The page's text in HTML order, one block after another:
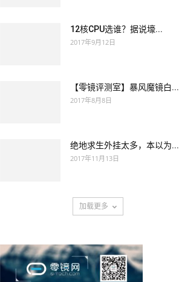
12核CPU选谁？据说壕...
2017年9月12日
【零镜评测室】暴风魔镜白...
2017年8月8日
绝地求生外挂太多，本以为...
2017年11月13日
加载更多